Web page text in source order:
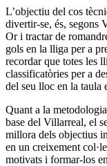
L’objectiu del cos
divertir-se, és, segons
Or i tractar de
gols en la lliga per a
recordar que totes les
classificatòries per a
del seu lloc en la taula
Quant a la
base del Villarreal, el
millora dels objectius
en un creixement
motivats i formar-los